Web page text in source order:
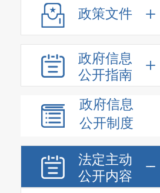
政策文件
政府信息
公开指南
政府信息
公开制度
法定主动
公开内容